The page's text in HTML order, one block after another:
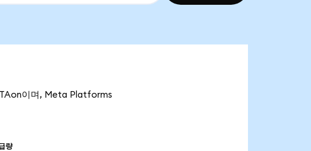
이며, Meta Platforms
량